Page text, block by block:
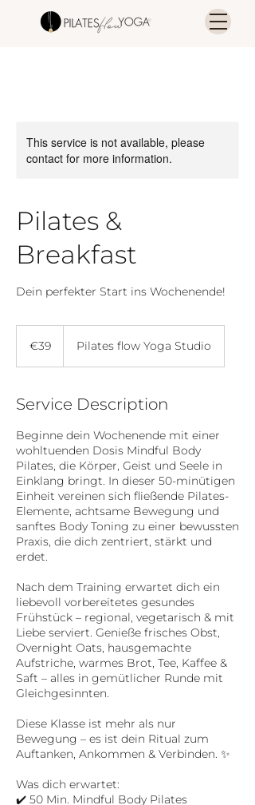
This service is not available, please
contact for more information.
Pilates &
Breakfast
Dein perfekter Start ins Wochenende!
€39 Pilates flow Yoga Studio
Service Description
Beginne dein Wochenende mit einer
wohltuenden Dosis Mindful Body
Pilates, die Körper, Geist und Seele in
Einklang bringt. In dieser 50-minütigen
Einheit vereinen sich fließende Pilates-
Elemente, achtsame Bewegung und
sanftes Body Toning zu einer bewussten
Praxis, die dich zentriert, stärkt und
erdet.
Nach dem Training erwartet dich ein
liebevoll vorbereitetes gesundes
Frühstück – regional, vegetarisch & mit
Liebe serviert. Genieße frisches Obst,
Overnight Oats, hausgemachte
Aufstriche, warmes Brot, Tee, Kaffee &
Saft – alles in gemütlicher Runde mit
Gleichgesinnten.
Diese Klasse ist mehr als nur
Bewegung – es ist dein Ritual zum
Auftanken, Ankommen & Verbinden. ✨
Was dich erwartet:
✔️ 50 Min. Mindful Body Pilates